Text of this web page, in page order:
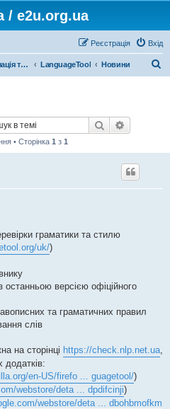
/ e2u.org.ua
Вхід
Реєстрація
Локалізація та програмні засоби LanguageTool Новини
Пошук
• Сторінка 1 з 1
граматики та стилю
uk/)
версією офіційного
та граматичних правил
слів
на сторінці https://check.nlp.net.ua
en-US/firefo ... guagetool/)
webstore/deta ... dpdifcinji)
webstore/deta ... dbohbmofkm